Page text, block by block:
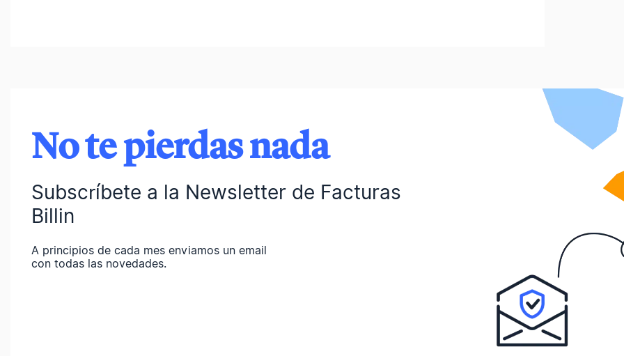
No te pierdas nada
Subscríbete a la Newsletter de Facturas
Billin
A principios de cada mes enviamos un email
con todas las novedades.